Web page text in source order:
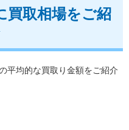
買取相場をご紹
平均的な買取り金額をご紹介